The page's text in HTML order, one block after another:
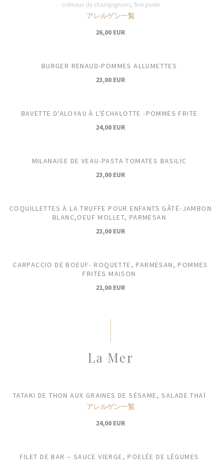
crémeux de champignons, fine purée
アレルゲン一覧
26,00 EUR
BURGER RENAUD-POMMES ALLUMETTES
23,00 EUR
BAVETTE D'ALOYAU À L'ÉCHALOTTE -POMMES FRITE
24,00 EUR
MILANAISE DE VEAU-PASTA TOMATES BASILIC
23,00 EUR
COQUILLETTES À LA TRUFFE POUR ENFANTS GÂTÉ-JAMBON
BLANC,OEUF MOLLET, PARMESAN
23,00 EUR
CARPACCIO DE BOEUF- ROQUETTE, PARMESAN, POMMES
FRITES MAISON
21,00 EUR
La Mer
TATAKI DE THON AUX GRAINES DE SÉSAME, SALADE THAÏ
アレルゲン一覧
24,00 EUR
FILET DE BAR – SAUCE VIERGE, POELÉE DE LÉGUMES